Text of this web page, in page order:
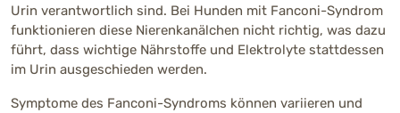
Urin verantwortlich sind. Bei Hunden mit Fanconi-Syndrom
funktionieren diese Nierenkanälchen nicht richtig, was dazu
führt, dass wichtige Nährstoffe und Elektrolyte stattdessen
im Urin ausgeschieden werden.
Symptome des Fanconi-Syndroms können variieren und